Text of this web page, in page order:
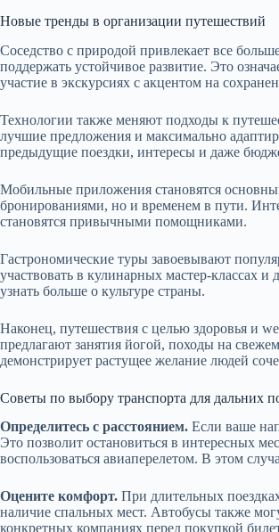
Новые тренды в организации путешествий
Соседство с природой привлекает все
поддержать устойчивое развитие. Это
участие в экскурсиях с акцентом на
Технологии также меняют подходы к
лучшие предложения и максимально
предыдущие поездки, интересы и даже
Мобильные приложения становятся
бронированиями, но и временем в пути.
становятся привычными помощниками.
Гастрономические туры завоевывают
участвовать в кулинарных мастер-классах
узнать больше о культуре страны.
Наконец, путешествия с целью здоровья и
предлагают занятия йогой, походы на
демонстрирует растущее желание людей
Советы по выбору транспорта для дальних
Определитесь с расстоянием. Если ваше
Это позволит остановиться в интересных
воспользоваться авиаперелетом. В этом
Оцените комфорт. При длительных
наличие спальных мест. Автобусы также
конкретных компаниях перед покупкой